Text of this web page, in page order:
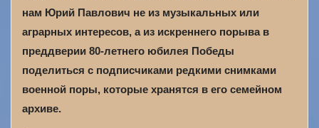
нам Юрий Павлович не из музыкальных или
аграрных интересов, а из искреннего порыва в
преддверии 80-летнего юбилея Победы
поделиться с подписчиками редкими снимками
военной поры, которые хранятся в его семейном
архиве.